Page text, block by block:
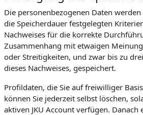
Die personenbezogenen Daten
die Speicherdauer festgelegten
Nachweises für die korrekte
Zusammenhang mit etwaigen
oder Streitigkeiten, und zwar bis zu
dieses Nachweises, gespeichert.
Profildaten, die Sie auf freiwilliger
können Sie jederzeit selbst löschen,
aktiven JKU Account verfügen.